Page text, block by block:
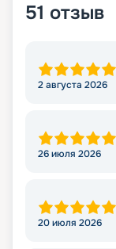
51 отзыв
2 августа 2026
26 июля 2026
20 июля 2026